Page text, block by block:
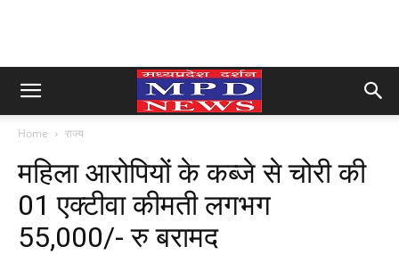
Home राज्य
महिला आरोपियों के कब्जे से चोरी की
01 एक्टीवा कीमती लगभग
55,000/- रु बरामद